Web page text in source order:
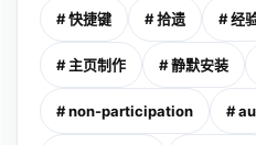
# 快捷键 # 拾遗 # 经
# 主页制作 # 静默安装
# non-participation #